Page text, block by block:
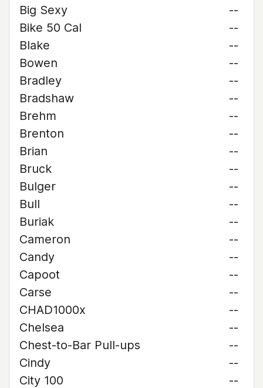
Big Sexy
--
Bike 50 Cal
--
Blake
--
Bowen
--
Bradley
--
Bradshaw
--
Brehm
--
Brenton
--
Brian
--
Bruck
--
Bulger
--
Bull
--
Buriak
--
Cameron
--
Candy
--
Capoot
--
Carse
--
CHAD1000x
--
Chelsea
--
Chest-to-Bar Pull-ups
--
Cindy
--
City 100
--